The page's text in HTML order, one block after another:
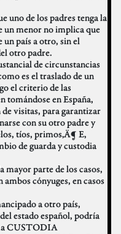
uno de los padres tenga la
un menor no implica que
un país a otro, sin el
otro padre.
de circunstancias
es el traslado de un
el criterio de las
tomándose en España,
visitas, para garantizar
con su otro padre y
tíos, primos‚Ä¶ E,
de guarda y custodia
mayor parte de los casos,
cónyuges, en casos
a otro país,
estado español, podría
CUSTODIA